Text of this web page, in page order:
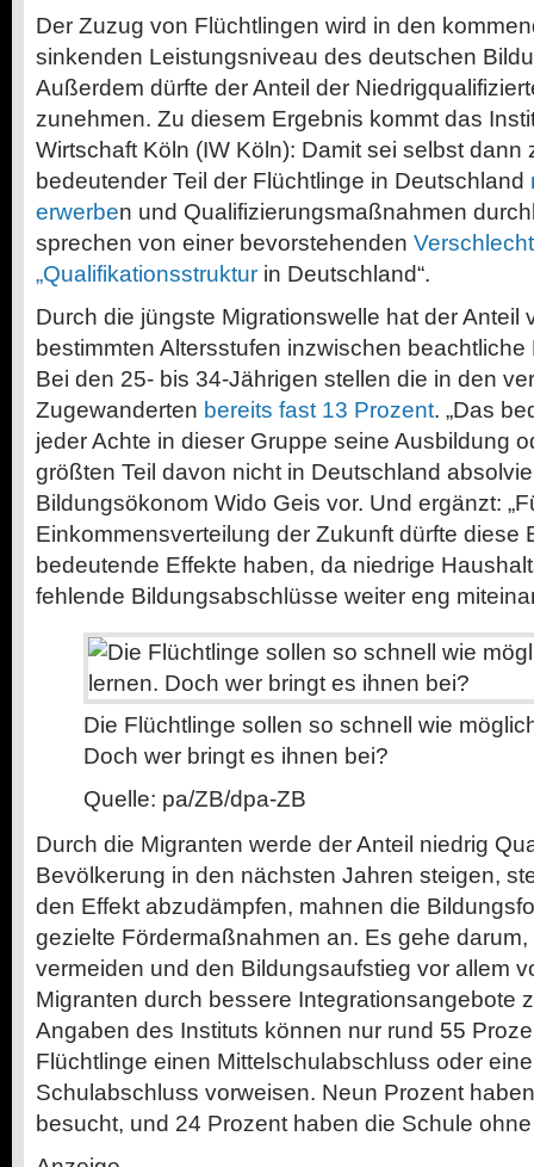
Der Zuzug von Flüchtlingen wird in den
sinkenden Leistungsniveau des deutschen
Außerdem dürfte der Anteil der
zunehmen. Zu diesem Ergebnis kommt das
Wirtschaft Köln (IW Köln): Damit sei selbst dann
bedeutender Teil der Flüchtlinge in Deutschland
erwerben und Qualifizierungsmaßnahmen
sprechen von einer bevorstehenden
„Qualifikationsstruktur in Deutschland“.
Durch die jüngste Migrationswelle hat der Anteil
bestimmten Altersstufen inzwischen
Bei den 25- bis 34-Jährigen stellen die in den
Zugewanderten bereits fast 13 Prozent. „Das
jeder Achte in dieser Gruppe seine Ausbildung
größten Teil davon nicht in Deutschland
Bildungsökonom Wido Geis vor. Und ergänzt:
Einkommensverteilung der Zukunft dürfte diese
bedeutende Effekte haben, da niedrige
fehlende Bildungsabschlüsse weiter eng
Die Flüchtlinge sollen so schnell wie
Doch wer bringt es ihnen bei?
Quelle: pa/ZB/dpa-ZB
Durch die Migranten werde der Anteil niedrig
Bevölkerung in den nächsten Jahren steigen,
den Effekt abzudämpfen, mahnen die
gezielte Fördermaßnahmen an. Es gehe
vermeiden und den Bildungsaufstieg vor allem
Migranten durch bessere Integrationsangebote
Angaben des Instituts können nur rund 55
Flüchtlinge einen Mittelschulabschluss oder
Schulabschluss vorweisen. Neun Prozent
besucht, und 24 Prozent haben die Schule